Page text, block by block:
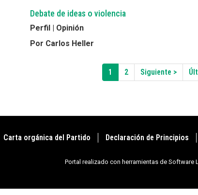
Debate de ideas o violencia
Perfil | Opinión
Por Carlos Heller
Página
actual
1 Page
2
Siguiente
página
Siguiente >
Carta orgánica del Partido Declaración de Principios
Portal realizado con herramientas de Software